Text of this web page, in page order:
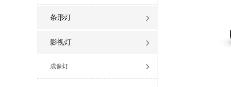
条形灯
影视灯
成像灯